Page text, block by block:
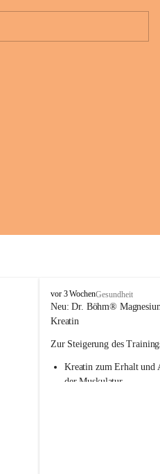
M
a
r
e
vor 3 WochenGesundheit
Neu: Dr. Böhm®
Kreatin
Zur Steigerung des
Kreatin zum Erhalt und
der Muskulatur